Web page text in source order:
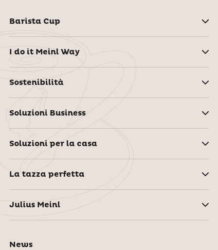
Barista Cup
I do it Meinl Way
Sostenibilità
Soluzioni Business
Soluzioni per la casa
La tazza perfetta
Julius Meinl
News